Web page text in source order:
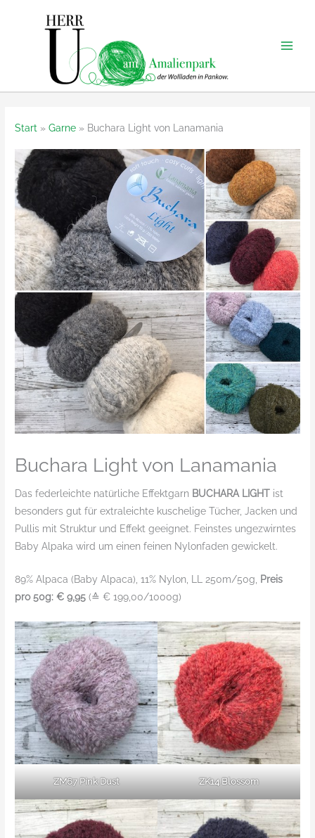
Start Garne Buchara Light von Lanamania
Buchara Light von Lanamania
Das federleichte natürliche Effektgarn BUCHARA LIGHT ist
besonders gut für extraleichte kuschelige Tücher, Jacken und
Pullis mit Struktur und Effekt geeignet. Feinstes ungezwirntes
Baby Alpaka wird um einen feinen Nylonfaden gewickelt.
89% Alpaca (Baby Alpaca), 11% Nylon, LL 250m/50g, Preis
pro 50g: € 9,95 (≙ € 199,00/1000g)
ZM67 Pink Dust ZK14 Blossom